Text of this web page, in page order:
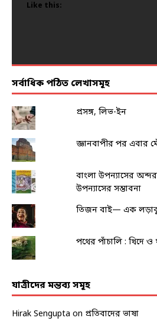
Like this:
Like this:
Like this:
Like this:
Like this:
সর্বাধিক পঠিত লেখাসমূহ
প্রসঙ্গ, লিভ-ইন
জ্ঞানবাপীর পর এবার
বাংলা উপন্যাসের
উপন্যাসের সম্ভাবনা
তিজন বাই— এক লড়াকু
পথের পাঁচালি : খিদে ও
যাত্রীদের মন্তব্য সমূহ
Hirak Sengupta on প্রতিবাদের ভাষা